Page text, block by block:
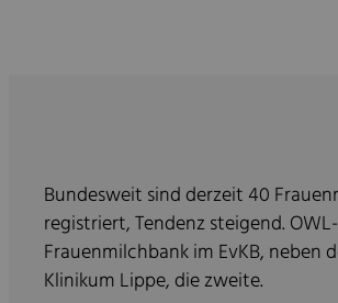
Bundesweit sind derzeit 40
registriert, Tendenz steigend.
Frauenmilchbank im EvKB, neben
Klinikum Lippe, die zweite.